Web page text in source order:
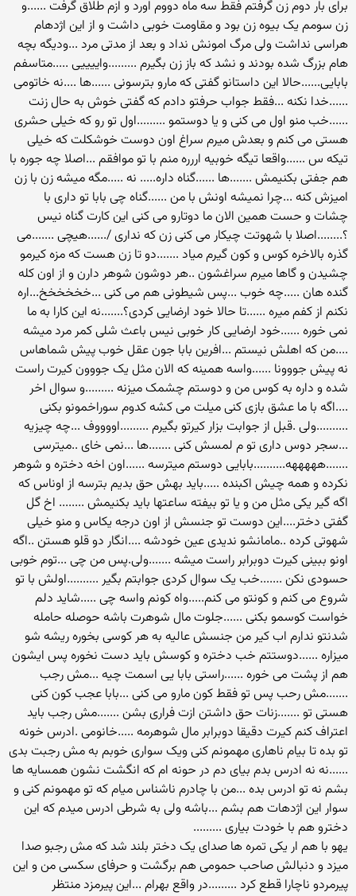
برای بار دوم زن گرفتم فقط سه ماه دووم اورد و ازم طلاق گرفت ......و
زن سومم یک بیوه زن بود و مقاومت خوبی داشت و از این اژدهام
هراسی نداشت ولی مرگ امونش نداد و بعد از مدتی مرد ...ودیگه بچه
هام بزرگ شده بودند و نشد که باز زن بگیرم .........واییییی .....متاسفم
بابایی......حالا این داستانو گفتی که مارو بترسونی ......ها ....نه خاتومی
......خدا نکنه ...فقط جواب حرفتو دادم که گفتی خوش به حال زنت
......خب منو اول می کنی و یا دوستمو .........اول تو رو که خیلی حشری
هستی می کنم و بعدش میرم سراغ اون دوست خوشکلت که خیلی
تیکه س ......واقعا تیگه خوبیه اررره منم با تو موافقم ...اصلا چه جوره با
هم جفتی بکنیمش .......ها ......گناه داره..... نه .....مگه میشه زن با زن
امیزش کنه ...چرا نمیشه اونش با من ......گناه چی بابا تو داری با
چشات و حست همین الان ما دوتارو می کنی این کارت گناه نیس
؟........اصلا با شهوتت چیکار می کنی زن که نداری /......هیچی .......می
گذره بالاخره کوس و کون گیرم میاد .......دو تا زن هست که مزه کیرمو
چشیدن و گاها میرم سراغشون ..هر دوشون شوهر دارن و از اون کله
گنده هان .....چه خوب ...پس شیطونی هم می کنی ...خخخخخخ...اره
نکنم از کفم میره ......تا حالا خود ارضایی کردی؟.......نه این کارا به ما
نمی خوره ......خود ارضایی کار خوبی نیس باعث شلی کمر مرد میشه
....من که اهلش نیستم ...افرین بابا جون عقل خوب پیش شماهاس
نه پیش جووونا ......واسه همینه که الان مثل یک جووون کیرت راست
شده و داره به کوس من و دوستم چشمک میزنه .........و سوال اخر
....اگه با ما عشق بازی کنی میلت می کشه کدوم سوراخمونو بکنی
..........ولی .قبل از جوابت بزار کیرتو بگیرم .........اووووف ...چه چیزیه
...سجر دوس داری تو م لمسش کنی .......ها ...نمی خای ..میترسی
.......هههههه..........بابایی دوستم میترسه ......اون اخه دختره و شوهر
نکرده و همه چیش اکبنده .....باید بهش حق بدیم بترسه از اوناس که
اگه گیر یکی مثل من و یا تو بیفته ساعتها باید بکنیمش ........ اخ گل
گفتی دختر....این دوست تو جنسش از اون درجه یکاس و منو خیلی
شهوتی کرده ..مامانشو ندیدی عین خودشه ....انگار دو قلو هستن ..اگه
اونو ببینی کیرت دوبرابر راست میشه .......ولی.پس من چی ...توم خوبی
حسودی نکن .......خب یک سوال کردی جوابتم بگیر ..........اولش با تو
شروع می کنم و کونتو می کنم.....واه کونم واسه چی .....شاید دلم
خواست کوسمو بکنی ......جلوت مال شوهرت باشه حوصله حامله
شدنتو ندارم اب کیر من جنسش عالیه به هر کوسی بخوره ریشه شو
میزاره ......دوستتم خب دختره و کوسش باید دست نخوره پس ایشون
هم از پشت می خوره ......راستی بابا یی اسمت چیه ...مش رجب
.......مش رحب پس تو فقط کون مارو می کنی ...بابا عجب کون کنی
هستی تو .......زنات حق داشتن ازت فراری بشن .......مش رجب باید
اعتراف کنم کیرت دقیقا دوبرابر مال شوهرمه .....خانومی .ادرس خونه
تو بده تا بیام ناهاری مهمونم کنی ویک سواری خوبم به مش رجبت بدی
......نه نه ادرس بدم بیای دم در حونه ام که انگشت نشون همسایه ها
بشم نه تو ادرس بده ...من با چادرم ناشناس میام که تو مهمونم کنی و
سوار این اژدهات هم بشم ...باشه ولی به شرطی ادرس میدم که این
دخترو هم با خودت بیاری .........
یهو با هم ار یکی تمره ها صدای یک دختر بلند شد که مش رجبو صدا
میزد و دنبالش صاحب حمومی هم برگشت و حرفای سکسی من و این
پیرمردو ناچارا قطع کرد .........در واقع بهرام ...این پیرمزد منتظر